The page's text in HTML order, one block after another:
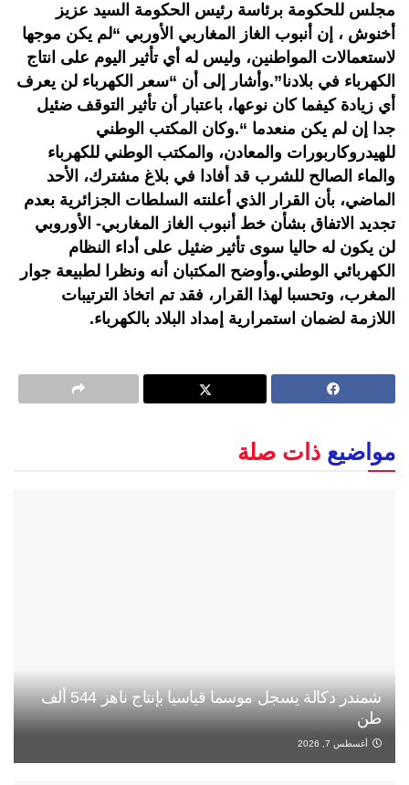
مجلس للحكومة برئاسة رئيس الحكومة السيد عزيز
أخنوش ، إن أنبوب الغاز المغاربي الأوربي “لم يكن موجها
لاستعمالات المواطنين، وليس له أي تأثير اليوم على انتاج
الكهرباء في بلادنا”.وأشار إلى أن “سعر الكهرباء لن يعرف
أي زيادة كيفما كان نوعها، باعتبار أن تأثير التوقف ضئيل
جدا إن لم يكن منعدما “.وكان المكتب الوطني
للهيدروكاربورات والمعادن، والمكتب الوطني للكهرباء
والماء الصالح للشرب قد أفادا في بلاغ مشترك، الأحد
الماضي، بأن القرار الذي أعلنته السلطات الجزائرية بعدم
تجديد الاتفاق بشأن خط أنبوب الغاز المغاربي- الأوروبي
لن يكون له حاليا سوى تأثير ضئيل على أداء النظام
الكهربائي الوطني.وأوضح المكتبان أنه ونظرا لطبيعة جوار
المغرب، وتحسبا لهذا القرار، فقد تم اتخاذ الترتيبات
اللازمة لضمان استمرارية إمداد البلاد بالكهرباء.
مواضيع ذات صلة
شمندر دكالة يسجل موسما قياسيا بإنتاج ناهز 544 ألف
طن
أغسطس 7, 2026